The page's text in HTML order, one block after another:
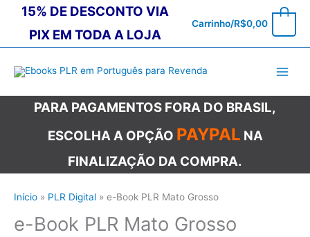
15% DE DESCONTO VIA
PIX EM TODA A LOJA
Carrinho/R$0,00
PARA PAGAMENTOS FORA DO BRASIL,
ESCOLHA A OPÇÃO PAYPAL NA
FINALIZAÇÃO DA COMPRA.
Início PLR Digital e-Book PLR Mato Grosso
e-Book PLR Mato Grosso